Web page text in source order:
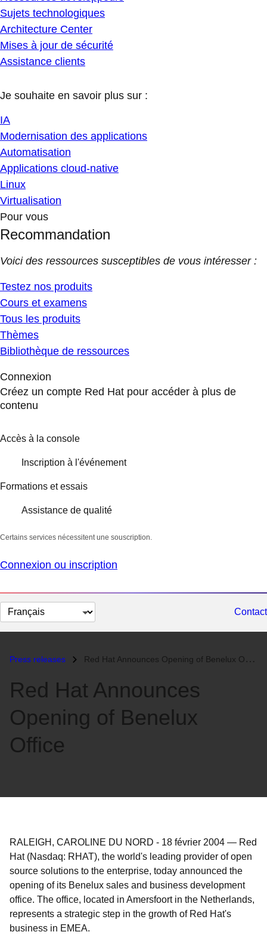
Sujets technologiques
Architecture Center
Mises à jour de sécurité
Assistance clients
Je souhaite en savoir plus sur :
IA
Modernisation des applications
Automatisation
Applications cloud-native
Linux
Virtualisation
Pour vous
Recommandation
Voici des ressources susceptibles de vous intéresser :
Testez nos produits
Cours et examens
Tous les produits
Thèmes
Bibliothèque de ressources
Connexion
Créez un compte Red Hat pour accéder à plus de
contenu
Accès à la console
Inscription à l'événement
Formations et essais
Assistance de qualité
Certains services nécessitent une souscription.
Connexion ou inscription
Changer
la
Contact
Press releases Red Hat Announces Opening of Benelux Office...
Red Hat Announces
Opening of Benelux
Office
RALEIGH, CAROLINE DU NORD - 18 février 2004 — Red
Hat (Nasdaq: RHAT), the world's leading provider of open
source solutions to the enterprise, today announced the
opening of its Benelux sales and business development
office. The office, located in Amersfoort in the Netherlands,
represents a strategic step in the growth of Red Hat's
business in EMEA.